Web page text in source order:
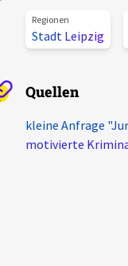
Regionen
Stadt Leipzig
Quellen
kleine Anfrage
motivierte